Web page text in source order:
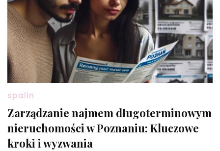
spalin
Zarządzanie najmem długoterminowym
nieruchomości w Poznaniu: Kluczowe
kroki i wyzwania